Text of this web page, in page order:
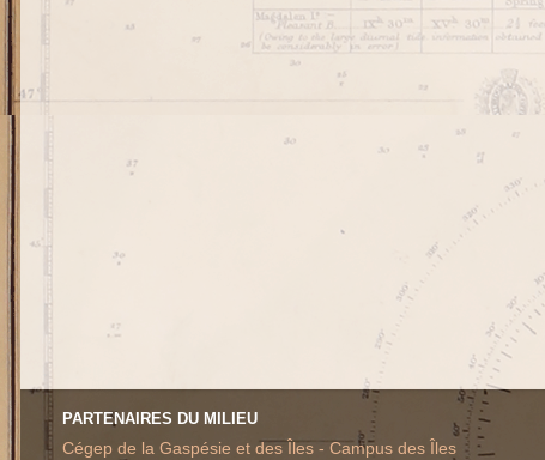
PARTENAIRES DU MILIEU
Cégep de la Gaspésie et des Îles - Campus des Îles